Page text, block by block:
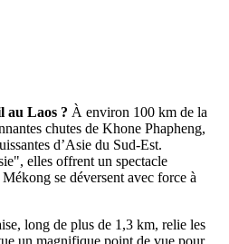
douceur de vivre. En fin de journée,
bord de l’eau, lisez quelques pages
un café dans un cadre paisible. Le
et petites échoppes tout en
partir en février au soleil au Laos,
option combinant paysages
air variées.
à Vang Vieng